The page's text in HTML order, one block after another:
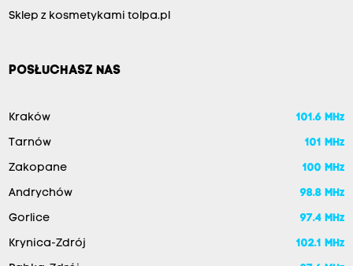
Sklep z kosmetykami tolpa.pl
POSŁUCHASZ NAS
Kraków 101.6 MHz
Tarnów 101 MHz
Zakopane 100 MHz
Andrychów 98.8 MHz
Gorlice 97.4 MHz
Krynica-Zdrój 102.1 MHz